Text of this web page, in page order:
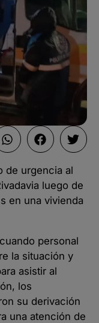
de urgencia al
luego de
en una vivienda
personal
la situación y
asistir al
los
su derivación
una atención de